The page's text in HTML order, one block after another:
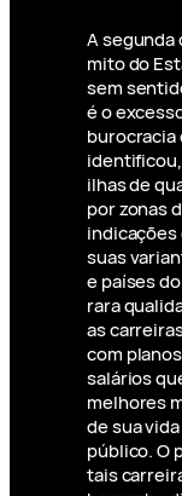
A segunda
mito do
sem
é o
burocracia
identificou,
ilhas de
por zonas
indicações
suas
e países
rara
as
com
salários
melhores
de sua
público. O
tais